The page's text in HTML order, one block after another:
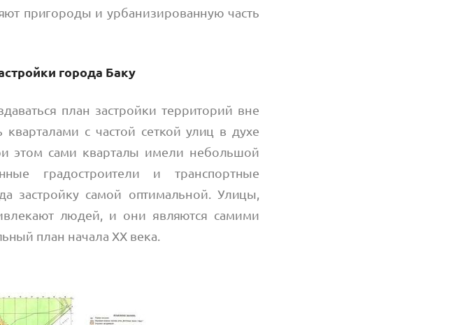
пригороды и урбанизированную часть
города Баку
план застройки территорий вне
кварталами с частой сеткой улиц в духе
этом сами кварталы имели небольшой
градостроители и транспортные
застройку самой оптимальной. Улицы,
людей, и они являются самими
план начала XX века.